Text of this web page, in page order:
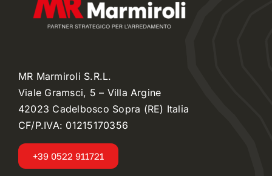
MR Marmiroli S.R.L.
Viale Gramsci, 5 – Villa Argine
42023 Cadelbosco Sopra (RE) Italia
CF/P.IVA: 01215170356
+39 0522 911721